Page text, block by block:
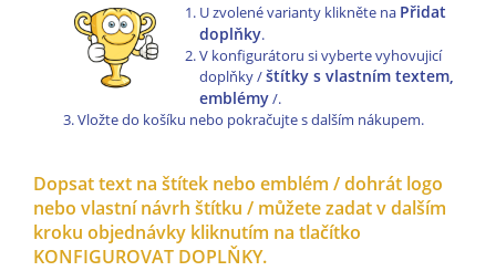
U zvolené varianty klikněte na Přidat
doplňky.
V konfigurátoru si vyberte vyhovujicí
doplňky /štítky s vlastním textem,
emblémy/.
Vložte do košíku nebo pokračujte s dalším nákupem.
Dopsat text na štítek nebo emblém / dohrát logo
nebo vlastní návrh štítku / můžete zadat v dalším
kroku objednávky kliknutím na tlačítko
KONFIGUROVAT DOPLŇKY.